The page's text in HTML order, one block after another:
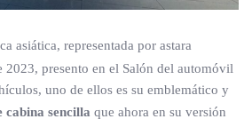
asiática, representada por astara
2023, presento en el Salón del automóvil
uno de ellos es su emblemático y
cabina sencilla que ahora en su versión